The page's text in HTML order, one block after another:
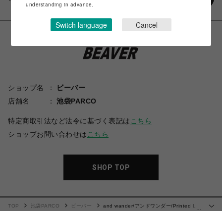
ショップ名
ビーバー
店舗名
池袋PARCO
特定商取引法など法令に基づく表記は こちら
ショップお問い合わせは こちら
SHOP TOP
TOP 池袋PARCO ビーバー
and wander/アンドワンダー/Printed LS
understanding in advance.
Switch language Cancel